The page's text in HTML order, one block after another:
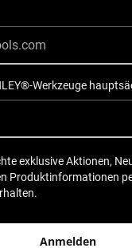
Werkzeuge
exklusive Aktionen,
Produktinformationen